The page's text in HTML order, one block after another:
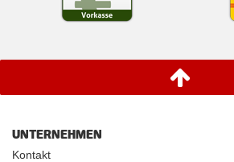
UNTERNEHMEN
Kontakt